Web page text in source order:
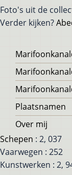
Foto's uit de
Verder kijken?
Voet
Plaatsnamen
Over mij
Schepen : 2, 037
Vaarwegen : 252
Kunstwerken : 2,